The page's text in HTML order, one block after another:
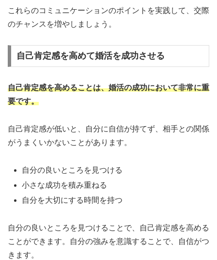
これらのコミュニケーションのポイントを実践して、交際
のチャンスを増やしましょう。
自己肯定感を高めて婚活を成功させる
自己肯定感を高めることは、婚活の成功において非常に重
要です。
自己肯定感が低いと、自分に自信が持てず、相手との関係
がうまくいかないことがあります。
自分の良いところを見つける
小さな成功を積み重ねる
自分を大切にする時間を持つ
自分の良いところを見つけることで、自己肯定感を高める
ことができます。自分の強みを意識することで、自信がつ
きます。